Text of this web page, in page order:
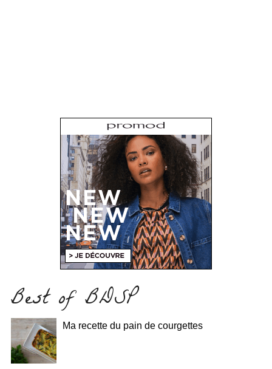
Best of BDSP
Ma recette du pain de courgettes